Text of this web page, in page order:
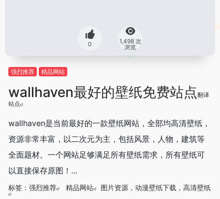
0
1,498 次
浏览
强烈推荐 精品网站
wallhaven最好的壁纸免费站点翻译
站点
wallhaven是当前最好的一款壁纸网站，全部均高清壁纸，
资源非常丰富，以二次元为主，包括风景，人物，建筑等
全面题材。一个网站足够满足所有壁纸需求，所有壁纸可
以直接保存原图！...
标签： 强烈推荐 精品网站 图片资源，动漫壁纸下载，高清壁纸